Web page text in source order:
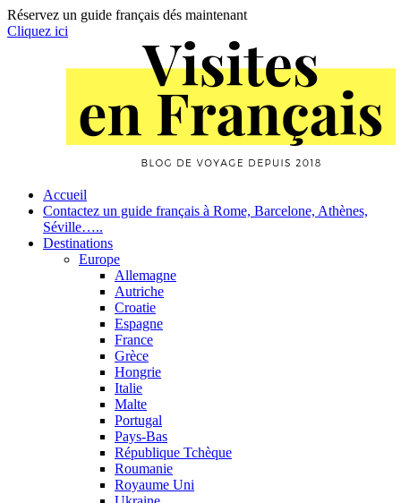
Réservez un guide français dés maintenant
Cliquez ici
Primary
Navigation
Accueil
Contactez un guide français à Rome, Barcelone, Athènes,
Séville…..
Destinations
Europe
Allemagne
Autriche
Croatie
Espagne
France
Grèce
Hongrie
Italie
Malte
Portugal
Pays-Bas
République Tchèque
Roumanie
Royaume Uni